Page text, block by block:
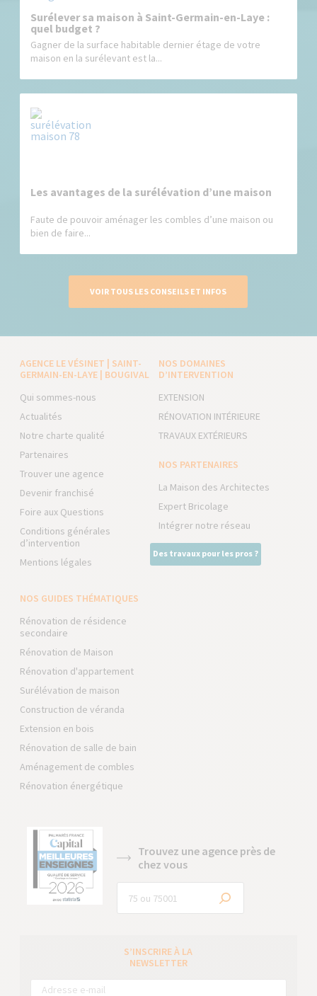
Surélever sa maison à Saint-Germain-en-Laye :
quel budget ?
Gagner de la surface habitable dernier étage de votre
maison en la surélevant est la...
Les avantages de la surélévation d’une maison
Faute de pouvoir aménager les combles d’une maison ou
bien de faire...
VOIR TOUS LES CONSEILS ET INFOS
AGENCE LE VÉSINET | SAINT-
GERMAIN-EN-LAYE | BOUGIVAL
Qui sommes-nous
Actualités
Notre charte qualité
Partenaires
Trouver une agence
Devenir franchisé
Foire aux Questions
Conditions générales
d’intervention
Mentions légales
NOS DOMAINES
D’INTERVENTION
EXTENSION
RÉNOVATION INTÉRIEURE
TRAVAUX EXTÉRIEURS
NOS PARTENAIRES
La Maison des Architectes
Expert Bricolage
Intégrer notre réseau
Des travaux pour les pros ?
NOS GUIDES THÉMATIQUES
Rénovation de résidence
secondaire
Rénovation de Maison
Rénovation d'appartement
Surélévation de maison
Construction de véranda
Extension en bois
Rénovation de salle de bain
Aménagement de combles
Rénovation énergétique
Trouvez une agence près de
chez vous
S’INSCRIRE À LA
NEWSLETTER